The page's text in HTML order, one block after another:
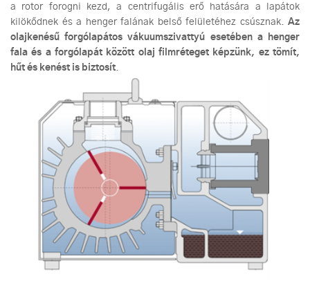
a rotor forogni kezd, a centrifugális erő hatására a lapátok
kilökődnek és a henger falának belső felületéhez csúsznak. Az
o lajkenésű forgólapátos vákuumszivattyú esetében a henger
fala és a forgólapát között olaj filmréteget képzünk, ez tömít,
hűt és kenést is biztosít.